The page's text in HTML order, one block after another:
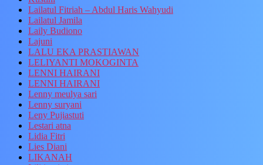
Lailatul Fitriah – Abdul Haris Wahyudi
Lailatul Jamila
Laily Budiono
Lajuni
LALU EKA PRASTIAWAN
LELIYANTI MOKOGINTA
LENNI HAIRANI
LENNI HAIRANI
Lenny meulya sari
Lenny suryani
Leny Pujiastuti
Lestari atna
Lidia Fitri
Lies Diani
LIKANAH